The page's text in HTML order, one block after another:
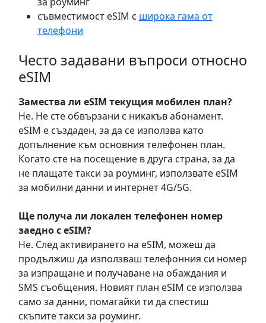
съвместимост eSIM с широка гама от
телефони
Често задавани въпроси относно
eSIM
Замествa ли eSIM текущия мобилен план?
Не. Не сте обвързани с никакъв абонамент.
eSIM е създаден, за да се използва като
допълнение към основния телефонен план.
Когато сте на посещение в друга страна, за да
не плащате такси за роуминг, използвате eSIM
за мобилни данни и интернет 4G/5G.
Ще получа ли локален телефонен номер
заедно с eSIM?
Не. След активирането на eSIM, можеш да
продължиш да използваш телефонния си номер
за изпращане и получаване на обаждания и
SMS съобщения. Новият план eSIM се използва
само за данни, помагайки ти да спестиш
скъпите такси за роуминг.